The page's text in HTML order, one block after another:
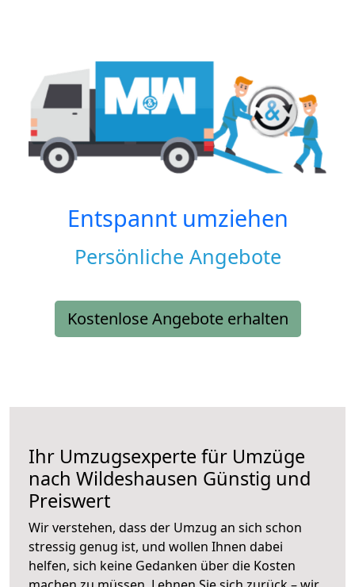
Entspannt umziehen
Persönliche Angebote
Kostenlose Angebote erhalten
Ihr Umzugsexperte für Umzüge
nach Wildeshausen Günstig und
Preiswert
Wir verstehen, dass der Umzug an sich schon
stressig genug ist, und wollen Ihnen dabei
helfen, sich keine Gedanken über die Kosten